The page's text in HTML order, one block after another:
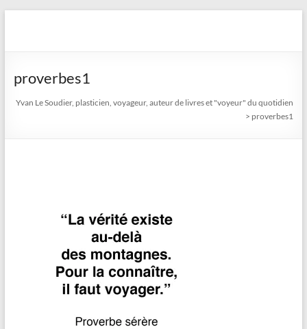
voyageur, auteur de livres
et "voyeur" du quotidien
proverbes1
Yvan Le Soudier, plasticien, voyageur, auteur de livres et "voyeur" du quotidien
> proverbes1